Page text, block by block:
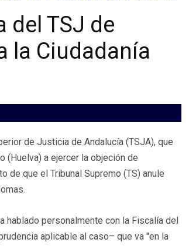
del TSJ de
la Ciudadanía
de Justicia de Andalucía (TSJA), que
(Huelva) a ejercer la objeción de
de que el Tribunal Supremo (TS) anule
hablado personalmente con la Fiscalía del
aplicable al caso– que va "en la